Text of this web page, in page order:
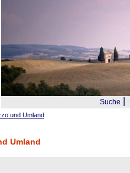
Suche|
Umland